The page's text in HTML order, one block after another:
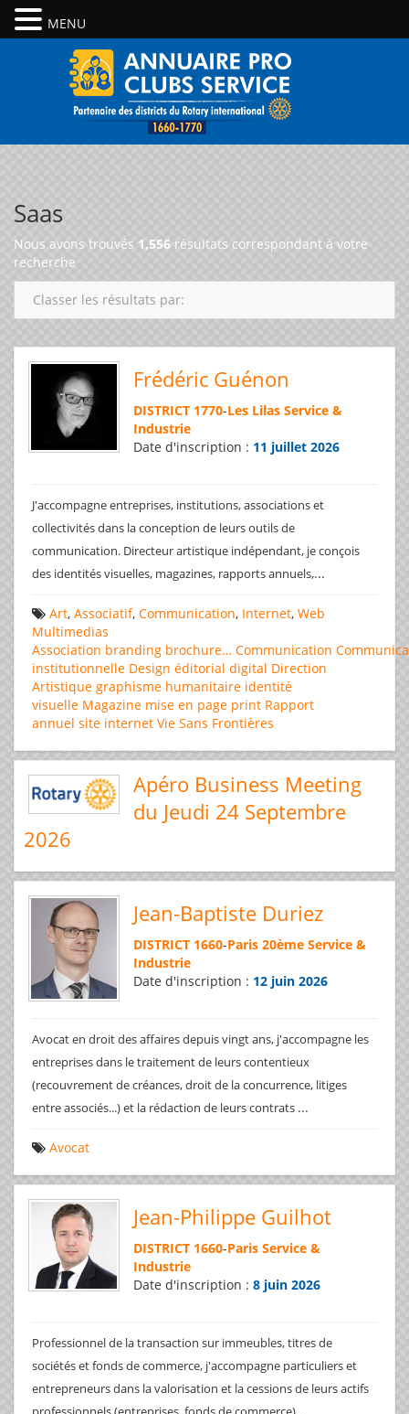
Saas
Nous avons trouvés 1,556 résultats correspondant à votre
recherche
Classer les résultats par:
Frédéric Guénon
DISTRICT 1770-Les Lilas Service &
Industrie
Date d'inscription : 11 juillet 2026
J'accompagne entreprises, institutions, associations et
collectivités dans la conception de leurs outils de
communication. Directeur artistique indépendant, je conçois
des identités visuelles, magazines, rapports annuels,...
Art, Associatif, Communication, Internet, Web
Multimedias
Association branding brochure… Communication
institutionnelle Design éditorial digital Direction
Artistique graphisme humanitaire identité
visuelle Magazine mise en page print Rapport
annuel site internet Vie Sans Frontières
Apéro Business Meeting
du Jeudi 24 Septembre
2026
Jean-Baptiste Duriez
DISTRICT 1660-Paris 20ème Service &
Industrie
Date d'inscription : 12 juin 2026
Avocat en droit des affaires depuis vingt ans, j'accompagne les
entreprises dans le traitement de leurs contentieux
(recouvrement de créances, droit de la concurrence, litiges
entre associés...) et la rédaction de leurs contrats ...
Avocat
Jean-Philippe Guilhot
DISTRICT 1660-Paris Service &
Industrie
Date d'inscription : 8 juin 2026
Professionnel de la transaction sur immeubles, titres de
sociétés et fonds de commerce, j'accompagne particuliers et
entrepreneurs dans la valorisation et la cessions de leurs actifs
MENU